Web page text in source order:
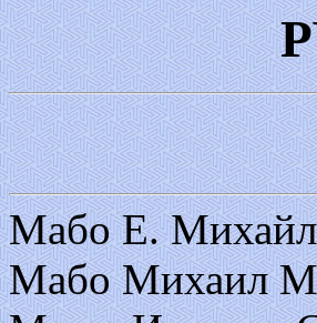
Мабо Е.
Мабо Михаил